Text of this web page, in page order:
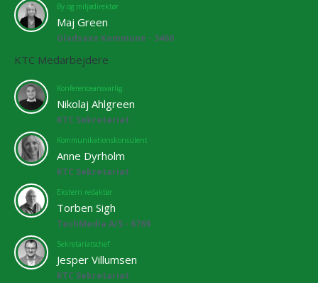
By og miljødirektør
Maj Green
Gladsaxe Kommune - 3460
KTC Medarbejdere
Konferenceansvarlig
Nikolaj Ahlgreen
KTC Sekretariat
Kommunikationskonsulent
Anne Dyrholm
KTC Sekretariat
Ekstern redaktør
Torben Sigh
TechMedia A/S - 6769
Sekretariatschef
Jesper Villumsen
KTC Sekretariat